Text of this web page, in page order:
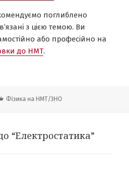
поглиблено
з цією темою. Ви
або професійно на
до НМТ.
Категорії
Фізика на НМТ/ЗНО
“Електростатика”